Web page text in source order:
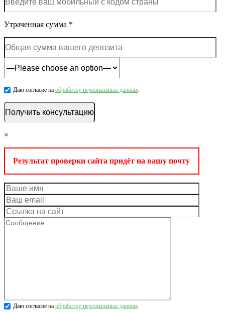
Утраченная сумма *
Даю согласие на обработку персональных данных.
×
Результат проверки сайта придёт на вашу почту
Даю согласие на обработку персональных данных.